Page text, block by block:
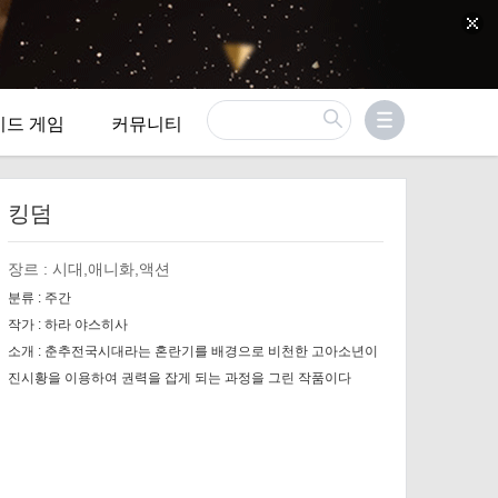
드 게임 커뮤니티
킹덤
장르 : 시대,애니화,액션
분류 : 주간
작가 : 하라 야스히사
소개 : 춘추전국시대라는 혼란기를 배경으로 비천한 고아소년이
진시황을 이용하여 권력을 잡게 되는 과정을 그린 작품이다